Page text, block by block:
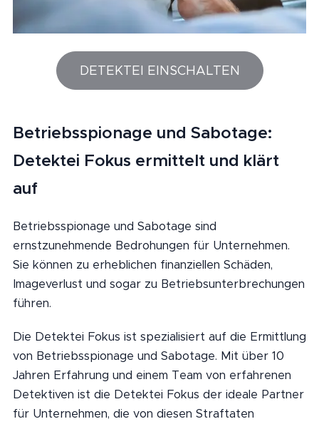
DETEKTEI EINSCHALTEN
Betriebsspionage und Sabotage:
Detektei Fokus ermittelt und klärt
auf
Betriebsspionage und Sabotage sind
ernstzunehmende Bedrohungen für Unternehmen.
Sie können zu erheblichen finanziellen Schäden,
Imageverlust und sogar zu Betriebsunterbrechungen
führen.
Die Detektei Fokus ist spezialisiert auf die Ermittlung
von Betriebsspionage und Sabotage. Mit über 10
Jahren Erfahrung und einem Team von erfahrenen
Detektiven ist die Detektei Fokus der ideale Partner
für Unternehmen, die von diesen Straftaten